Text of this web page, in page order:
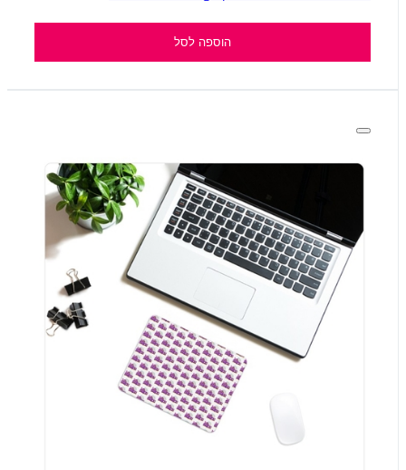
הוספה לסל